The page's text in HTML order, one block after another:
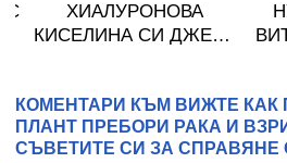
ХИАЛУРОНОВА
КИСЕЛИНА СИ ДЖЕЛИ
КОМЕНТАРИ КЪМ ВИЖТЕ КАК
ПЛАНТ ПРЕБОРИ РАКА И
СЪВЕТИТЕ СИ ЗА СПРАВЯНЕ